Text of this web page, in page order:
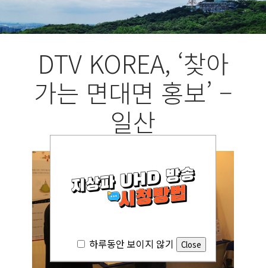
하루동안 보이지 않기
DTV KOREA, ‘찾아
가는 면대면 홍보’ –
일산